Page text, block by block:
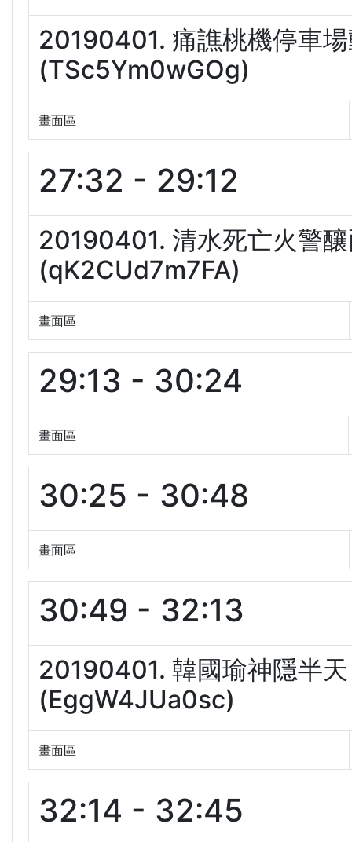
20190401. 痛譙桃機停車
(TSc5Ym0wGOg)
畫面區
27:32 - 29:12
20190401. 清水死亡火警
(qK2CUd7m7FA)
畫面區
29:13 - 30:24
畫面區
30:25 - 30:48
畫面區
30:49 - 32:13
20190401. 韓國瑜神隱半
(EggW4JUa0sc)
畫面區
32:14 - 32:45